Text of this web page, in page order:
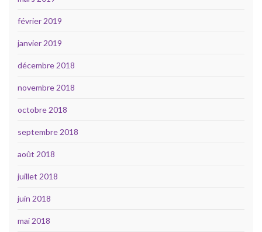
février 2019
janvier 2019
décembre 2018
novembre 2018
octobre 2018
septembre 2018
août 2018
juillet 2018
juin 2018
mai 2018